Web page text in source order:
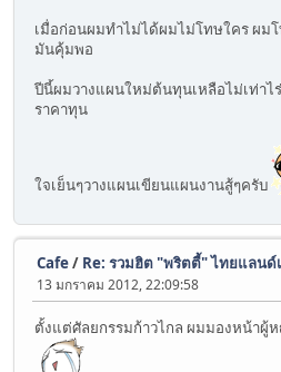
เมื่อก่อนผมทำไม่ได้ผมไม่โทษใคร ผม
มันคุ้มพอ
ปีนี้ผมวางแผนใหม่ต้นทุนเหลือไม่เท่าไ
ราคาทุน
ใจเย็นๆวางแผนเขียนแผนงานสู้ๆครับ
Cafe/ Re: รวมฮิต "พริตตี้" ไทยแลนด์
13 มกราคม 2012, 22:09:58
ตั้งแต่ศัลยกรรมก้าวไกล ผมมองหน้าผู้